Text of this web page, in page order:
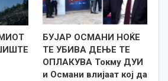
БУЈАР ОСМАНИ НОЌЕ
ТЕ УБИВА ДЕЊЕ ТЕ
ОПЛАКУВА Токму ДУИ
и Османи влијаат кој да